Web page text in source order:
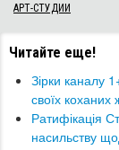
АРТ-СТУДИИ
Читайте еще!
Зірки каналу
своїх коханих
Ратифікація
насильству